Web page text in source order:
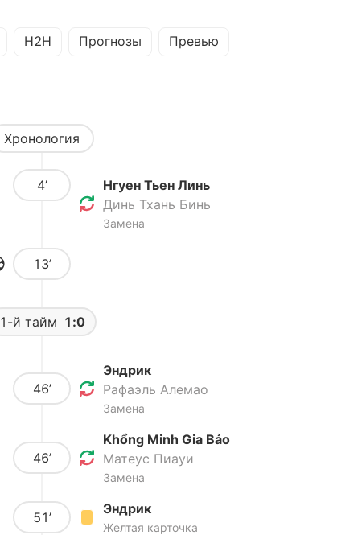
H2H Прогнозы Превью
Хронология
4’
Нгуен Тьен Линь
Динь Тхань Бинь
Замена
13’
1-й тайм 1:0
46’
Эндрик
Рафаэль Алемао
Замена
46’
Khổng Minh Gia Bảo
Матеус Пиауи
Замена
51’
Эндрик
Желтая карточка